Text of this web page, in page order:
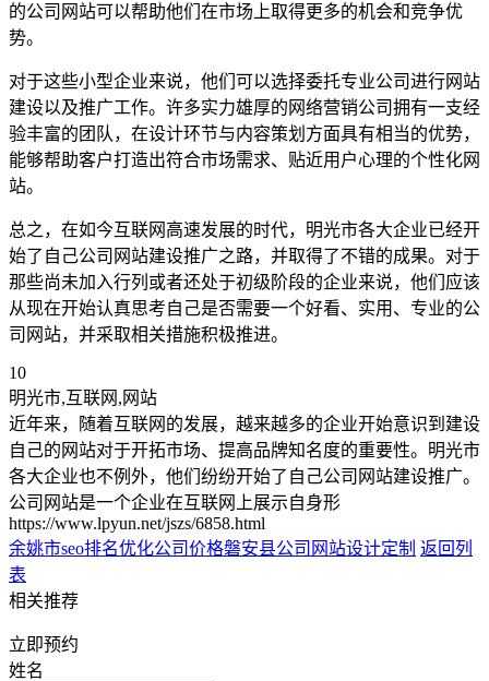
的公司网站可以帮助他们在市场上取得更多的机会和竞争优
势。
对于这些小型企业来说，他们可以选择委托专业公司进行网站
建设以及推广工作。许多实力雄厚的网络营销公司拥有一支经
验丰富的团队，在设计环节与内容策划方面具有相当的优势，
能够帮助客户打造出符合市场需求、贴近用户心理的个性化网
站。
总之，在如今互联网高速发展的时代，明光市各大企业已经开
始了自己公司网站建设推广之路，并取得了不错的成果。对于
那些尚未加入行列或者还处于初级阶段的企业来说，他们应该
从现在开始认真思考自己是否需要一个好看、实用、专业的公
司网站，并采取相关措施积极推进。
10
明光市,互联网,网站
近年来，随着互联网的发展，越来越多的企业开始意识到建设
自己的网站对于开拓市场、提高品牌知名度的重要性。明光市
各大企业也不例外，他们纷纷开始了自己公司网站建设推广。
公司网站是一个企业在互联网上展示自身形
https://www.lpyun.net/jszs/6858.html
余姚市seo排名优化公司价格磐安县公司网站设计定制 返回列
表
相关推荐
立即预约
姓名